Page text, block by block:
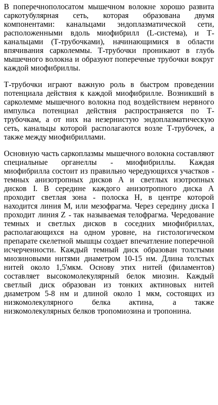
В поперечнополосатом мышечном волокне хорошо развита
саркотубулярная сеть, которая образована двумя
компонентами: канальцами эндоплазматической сети,
расположенными вдоль миофибрилл (L-система), и Т-
канальцами (Т-трубочками), начинающимися в области
впячивания сарколеммы. Т-трубочки проникают в глубь
мышечного волокна и образуют поперечные трубочки вокруг
каждой миофибриллы.
Т-трубочки играют важную роль в быстром проведении
потенциала действия к каждой миофибрилле. Возникший в
сарколемме мышечного волокна под воздействием нервного
импульса потенциал действия распространяется по Т-
трубочкам, а от них на незернистую эндоплазматическую
сеть, канальцы которой располагаются возле Т-трубочек, а
также между миофибриллами.
Основную часть саркоплазмы мышечного волокна составляют
специальные органеллы - миофибриллы. Каждая
миофибрилла состоит из правильно чередующихся участков -
темных анизотропных дисков А и светлых изотропных
дисков I. В середине каждого анизотропного диска А
проходит светлая зона - полоска Н, в центре которой
находится линия М, или мезофрагма. Через середину диска I
проходит линия Z - так называемая телофрагма. Чередование
темных и светлых дисков в соседних миофибриллах,
располагающихся на одном уровне, на гистологическом
препарате скелетной мышцы создает впечатление поперечной
исчерченности. Каждый темный диск образован толстыми
миозиновыми нитями диаметром 10-15 нм. Длина толстых
нитей около 1,5'мкм. Основу этих нитей (филаментов)
составляет высокомолекулярный белок миозин. Каждый
светлый диск образован из тонких актиновых нитей
диаметром 5-8 нм и длиной около 1 мкм, состоящих из
низкомолекулярного белка актина, а также
низкомолекулярных белков тропомиозина и тропонина.